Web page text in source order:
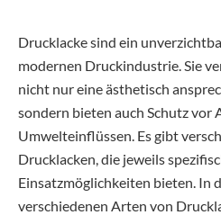
Drucklacke sind ein
modernen Druckindustrie. Sie
nicht nur eine ästhetisch
sondern bieten auch Schutz vor
Umwelteinflüssen. Es gibt
Drucklacken, die jeweils
Einsatzmöglichkeiten bieten. In
verschiedenen Arten von